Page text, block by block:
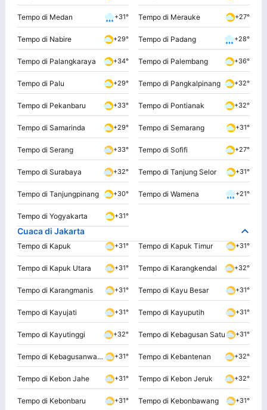
Tempo di Medan +31° Tempo di Merauke +27°
Tempo di Nabire +29° Tempo di Padang +28°
Tempo di Palangkaraya +34° Tempo di Palembang +36°
Tempo di Palu +29° Tempo di Pangkalpinang +32°
Tempo di Pekanbaru +33° Tempo di Pontianak +32°
Tempo di Samarinda +29° Tempo di Semarang +31°
Tempo di Serang +33° Tempo di Sofifi +27°
Tempo di Surabaya +32° Tempo di Tanjung Selor +31°
Tempo di Tanjungpinang +30° Tempo di Wamena +21°
Tempo di Yogyakarta +31°
Cuaca di Jakarta
Tempo di Kapuk +31° Tempo di Kapuk Timur +31°
Tempo di Kapuk Utara +31° Tempo di Karangkendal +32°
Tempo di Karangmanis +31° Tempo di Kayu Besar +31°
Tempo di Kayujati +31° Tempo di Kayuputih +31°
Tempo di Kayutinggi +32° Tempo di Kebagusan Satu +31°
Tempo di Kebagusanwates +31° Tempo di Kebantenan +32°
Tempo di Kebon Jahe +31° Tempo di Kebon Jeruk +32°
Tempo di Kebonbaru +31° Tempo di Kebonbawang +31°